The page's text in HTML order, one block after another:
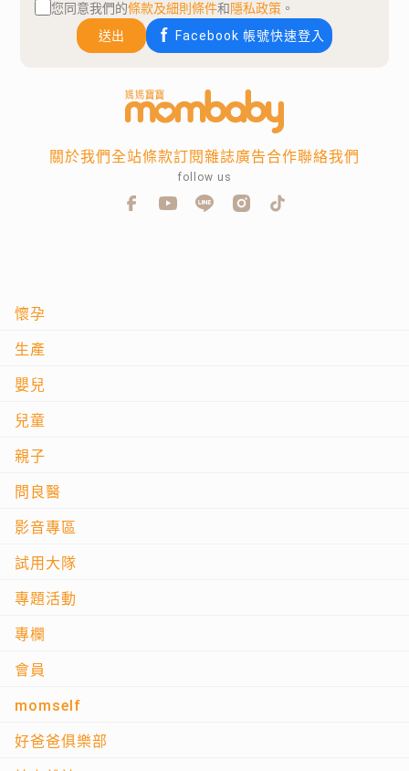
您同意我們的條款及細則條件和隱私政策 。
送出
Facebook 帳號快速登入
懷孕
生產
嬰兒
兒童
親子
問良醫
影音專區
試用大隊
專題活動
專欄
會員
momself
好爸爸俱樂部
關於我們全站條款訂閱雜誌廣告合作聯絡我們
follow us